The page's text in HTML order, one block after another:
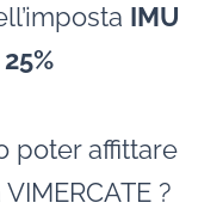
IMU
25%
poter affittare
?